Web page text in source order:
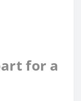
for a